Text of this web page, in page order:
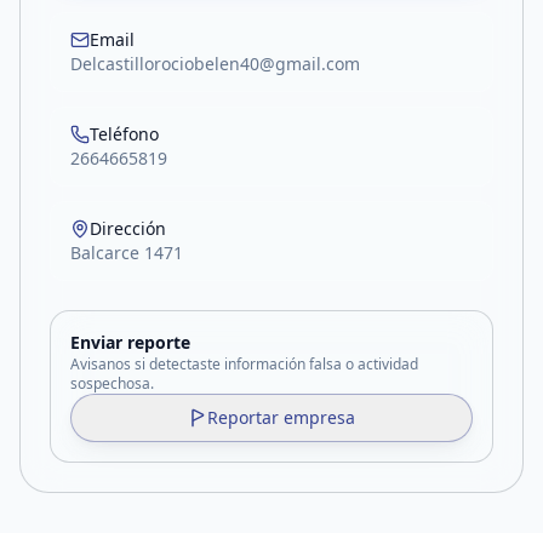
Email
Delcastillorociobelen40@gmail.com
Teléfono
2664665819
Dirección
Balcarce 1471
Enviar reporte
Avisanos si detectaste información falsa o actividad
sospechosa.
Reportar empresa